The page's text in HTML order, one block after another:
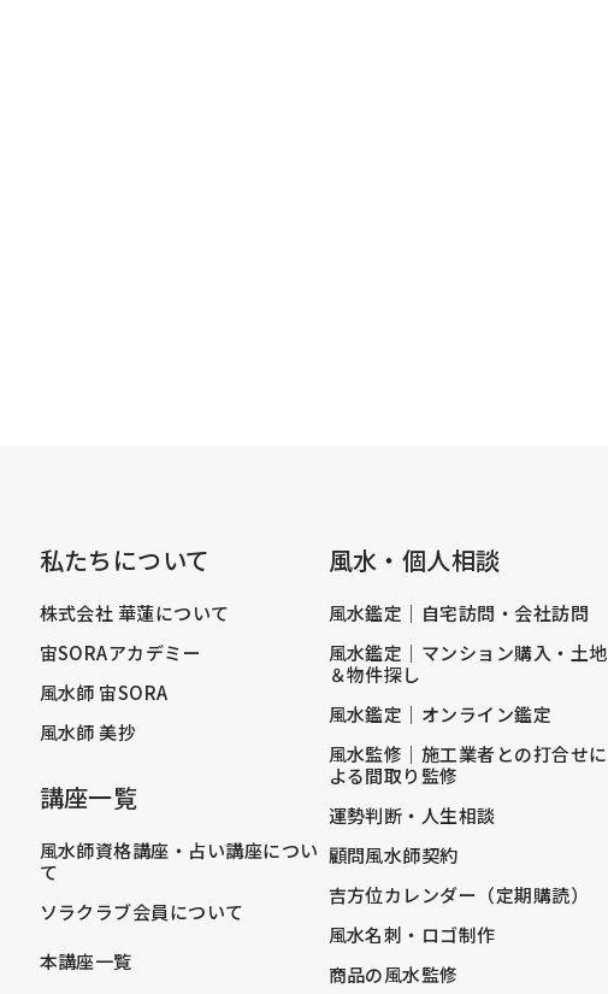
私たちについて
株式会社 華蓮について
宙SORAアカデミー
風水師 宙SORA
風水師 美抄
講座一覧
風水師資格講座・占い講座につい
て
ソラクラブ会員について
本講座一覧
風水・個人相談
風水鑑定｜自宅訪問・会社訪問
風水鑑定｜マンション購入・土地
＆物件探し
風水鑑定｜オンライン鑑定
風水監修｜施工業者との打合せに
よる間取り監修
運勢判断・人生相談
顧問風水師契約
吉方位カレンダー（定期購読）
風水名刺・ロゴ制作
商品の風水監修